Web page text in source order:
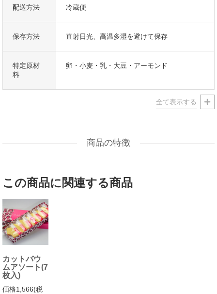
御祝・御礼・内祝など祝儀の品としても最適です。
結婚祝・結婚内祝をはじめ、
出産祝・出産内祝・快気祝・快気内祝などにもどうぞ。
年忌法要など法事・法要・仏事・弔事などのシーンでも、
包装(ラッピング)や熨斗(のし)など、ご対応させていただきます。
メッセージカードなどもお気軽にご相談くださいませ。
配送方法 冷蔵便
保存方法 直射日光、高温多湿を避けて保存
特定原材
料
卵・小麦・乳・大豆・アーモンド
商品の特徴
この商品に関連する商品
カットバウ
ムアソート(7
枚入)
価格1,566(税